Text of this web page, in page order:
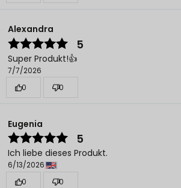
Alexandra
5
Super Produkt!👍️
7/7/2026
0
0
Eugenia
5
Ich liebe dieses Produkt.
6/13/2026
0
0